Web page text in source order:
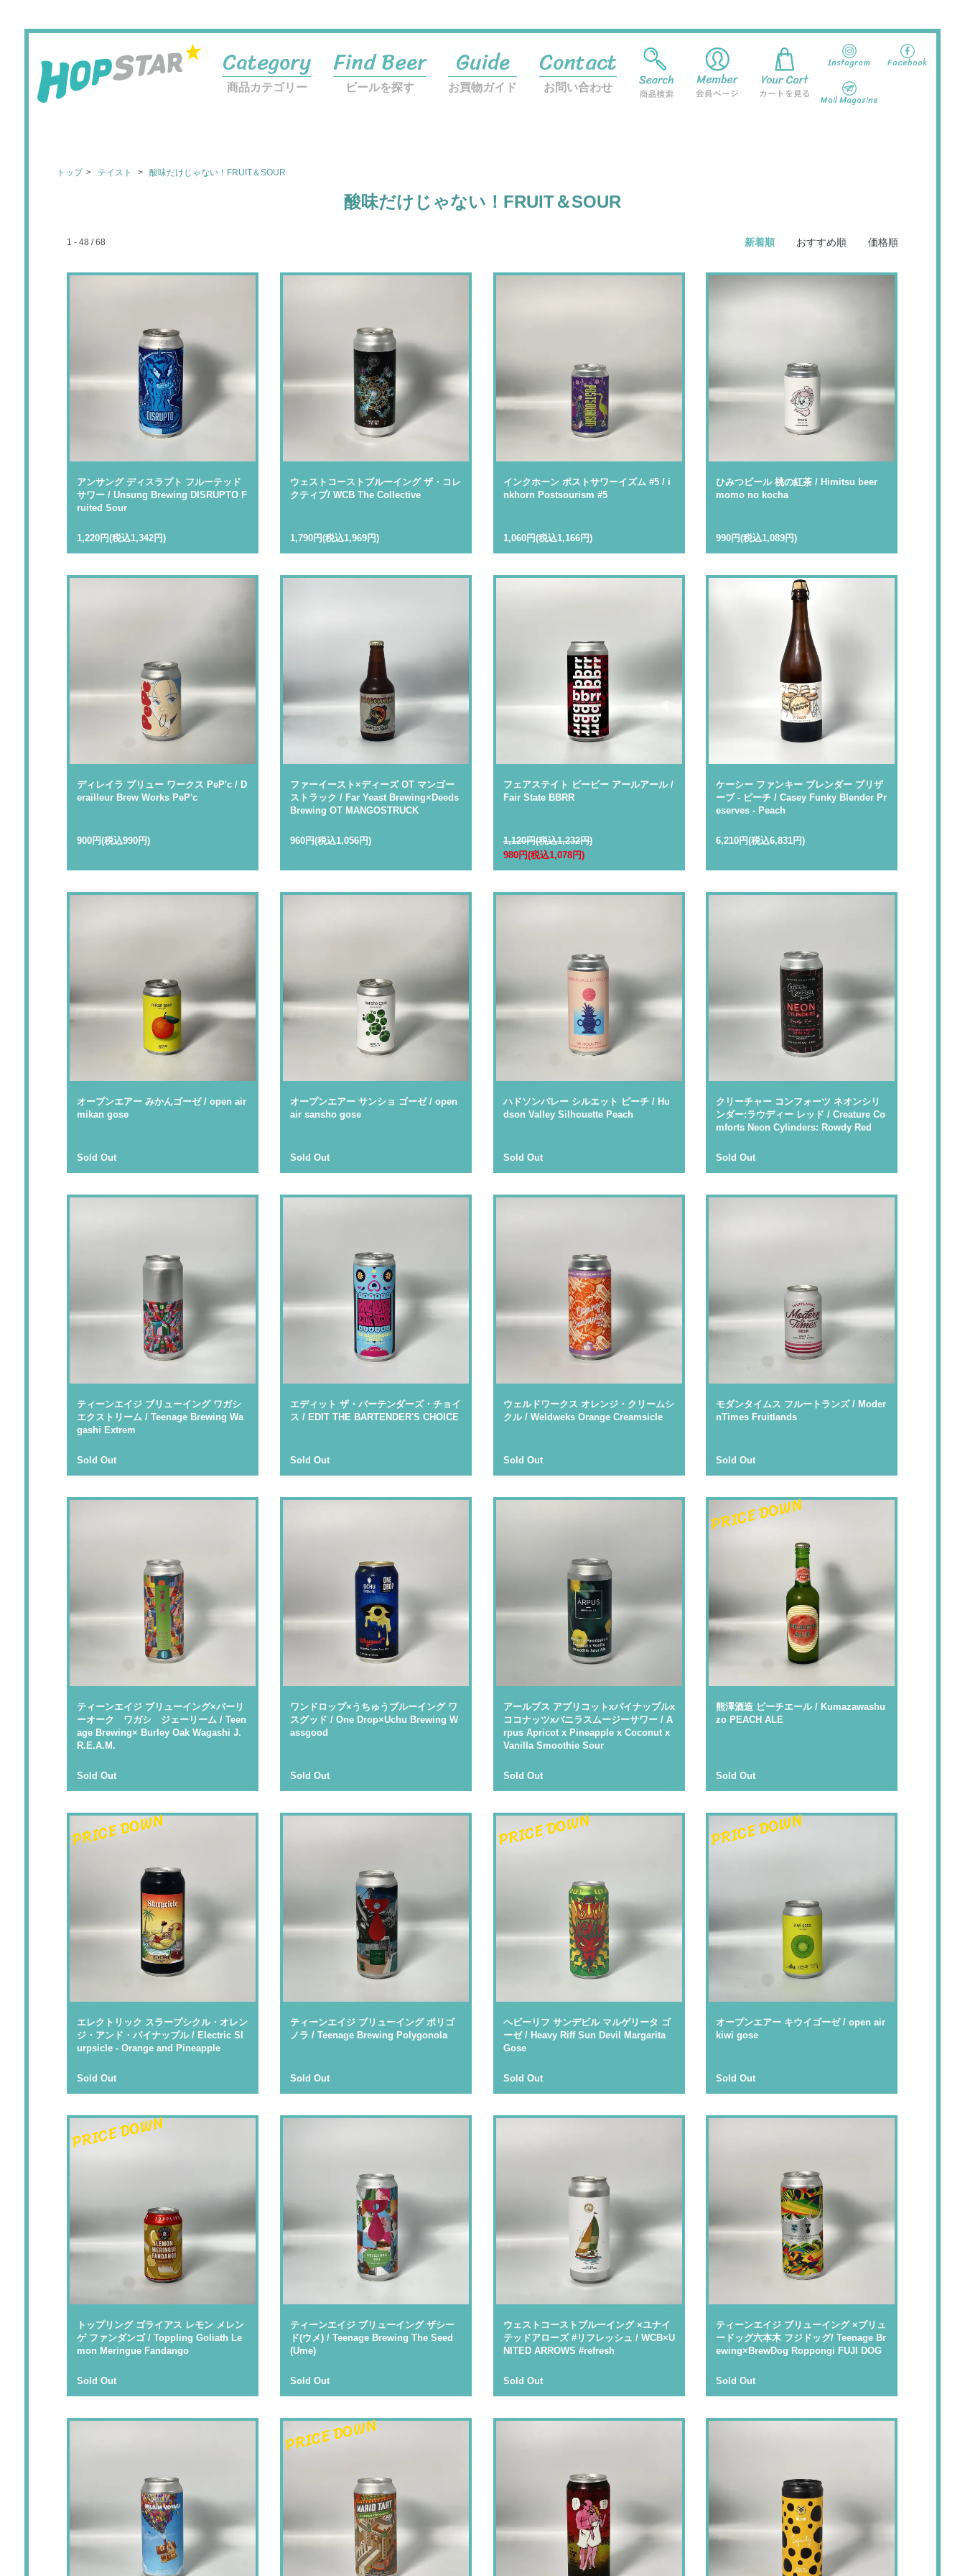
Category
商品カテゴリー
Find Beer
ビールを探す
Guide
お買物ガイド
Contact
お問い合わせ
Instagram Facebook
Mail Magazine
トップ テイスト 酸味だけじゃない！FRUIT＆SOUR
酸味だけじゃない！FRUIT＆SOUR
1 - 48 / 68 新着順 おすすめ順 価格順
アンサング ディスラプト フルーテッド
サワー / Unsung Brewing DISRUPTO F
ruited Sour
1,220円(税込1,342円)
ウェストコーストブルーイング ザ・コレ
クティブ/ WCB The Collective
1,790円(税込1,969円)
インクホーン ポストサワーイズム #5 / i
nkhorn Postsourism #5
1,060円(税込1,166円)
ひみつビール 桃の紅茶 / Himitsu beer
momo no kocha
990円(税込1,089円)
ディレイラ ブリュー ワークス PeP'c / D
erailleur Brew Works PeP'c
900円(税込990円)
ファーイースト×ディーズ OT マンゴー
ストラック / Far Yeast Brewing×Deeds
Brewing OT MANGOSTRUCK
960円(税込1,056円)
フェアステイト ビービー アールアール /
Fair State BBRR
1,120円(税込1,232円)
980円(税込1,078円)
ケーシー ファンキー ブレンダー プリザ
ーブ - ピーチ / Casey Funky Blender Pr
eserves - Peach
6,210円(税込6,831円)
オープンエアー みかんゴーゼ / open air
mikan gose
Sold Out
オープンエアー サンショ ゴーゼ / open
air sansho gose
Sold Out
ハドソンバレー シルエット ピーチ / Hu
dson Valley Silhouette Peach
Sold Out
クリーチャー コンフォーツ ネオンシリ
ンダー:ラウディー レッド / Creature Co
mforts Neon Cylinders: Rowdy Red
Sold Out
ティーンエイジ ブリューイング ワガシ
エクストリーム / Teenage Brewing Wa
gashi Extrem
Sold Out
エディット ザ・バーテンダーズ・チョイ
ス / EDIT THE BARTENDER'S CHOICE
Sold Out
ウェルドワークス オレンジ・クリームシ
クル / Weldweks Orange Creamsicle
Sold Out
モダンタイムス フルートランズ / Moder
nTimes Fruitlands
Sold Out
ティーンエイジ ブリューイング×バーリ
ーオーク ワガシ ジェーリーム / Teen
age Brewing× Burley Oak Wagashi J.
R.E.A.M.
Sold Out
ワンドロップ×うちゅうブルーイング ワ
スグッド / One Drop×Uchu Brewing W
assgood
Sold Out
アールプス アプリコットxパイナップルx
ココナッツxバニラスムージーサワー / A
rpus Apricot x Pineapple x Coconut x
Vanilla Smoothie Sour
Sold Out
PRICE DOWN
熊澤酒造 ピーチエール / Kumazawashu
zo PEACH ALE
Sold Out
PRICE DOWN
エレクトリック スラープシクル・オレン
ジ・アンド・パイナップル / Electric Sl
urpsicle - Orange and Pineapple
Sold Out
ティーンエイジ ブリューイング ポリゴ
ノラ / Teenage Brewing Polygonola
Sold Out
PRICE DOWN
ヘビーリフ サンデビル マルゲリータ ゴ
ーゼ / Heavy Riff Sun Devil Margarita
Gose
Sold Out
PRICE DOWN
オープンエアー キウイゴーゼ / open air
kiwi gose
Sold Out
PRICE DOWN
トップリング ゴライアス レモン メレン
ゲ ファンダンゴ / Toppling Goliath Le
mon Meringue Fandango
Sold Out
ティーンエイジ ブリューイング ザシー
ド(ウメ) / Teenage Brewing The Seed
(Ume)
Sold Out
ウェストコーストブルーイング ×ユナイ
テッドアローズ #リフレッシュ / WCB×U
NITED ARROWS #refresh
Sold Out
ティーンエイジ ブリューイング ×ブリュ
ードッグ六本木 フジドッグ/ Teenage Br
ewing×BrewDog Roppongi FUJI DOG
Sold Out
PRICE DOWN